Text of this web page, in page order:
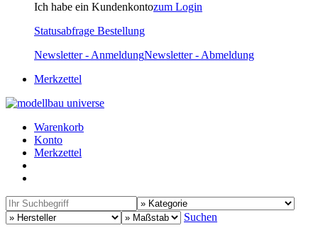
Ich habe ein Kundenkontozum Login
Statusabfrage Bestellung
Newsletter - AnmeldungNewsletter - Abmeldung
Merkzettel
Warenkorb
Konto
Merkzettel
Suchen